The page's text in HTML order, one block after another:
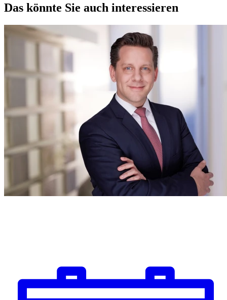
Das könnte Sie auch interessieren